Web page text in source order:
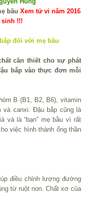
Xem tử vi năm 2016
sinh !!!
cần thiết cho sự phát
bắp vào thực đơn mỗi
B (B1, B2, B6), vitamin
canxi. Đậu bắp cũng là
và là “bạn” mẹ bầu vì rất
việc hình thành ống thần
điều chỉnh lượng đường
từ ruột non. Chất xơ của